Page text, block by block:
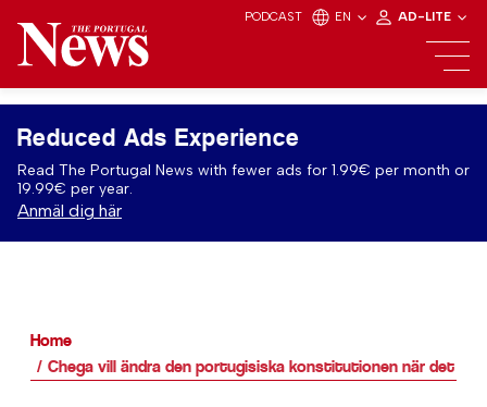
PODCAST EN AD-LITE
Reduced Ads Experience
Read The Portugal News with fewer ads for 1.99€ per month or
19.99€ per year.
Anmäl dig här
Home
Chega vill ändra den portugisiska konstitutionen när det